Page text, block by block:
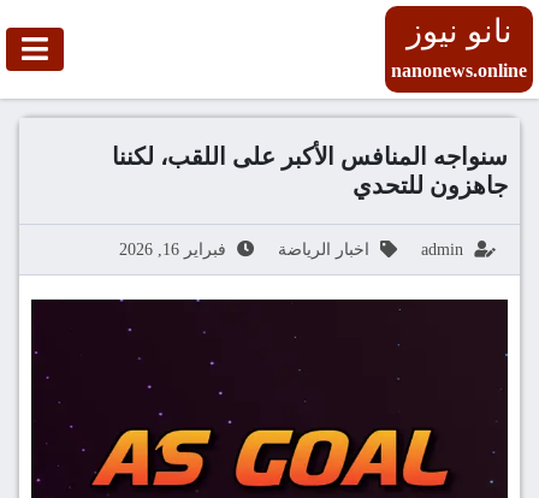
نانو نيوز
nanonews.online
سنواجه المنافس الأكبر على اللقب، لكننا
جاهزون للتحدي
admin اخبار الرياضة فبراير 16, 2026